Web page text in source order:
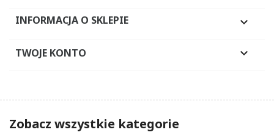
INFORMACJA O SKLEPIE 
TWOJE KONTO 
Zobacz wszystkie kategorie